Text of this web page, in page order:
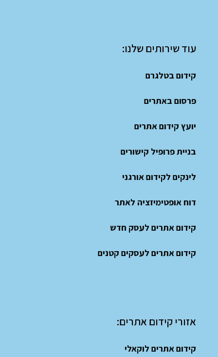
עוד שירותים שלנו:
קידום בטלגרם
פרסום באתרים
יועץ קידום אתרים
בניית פרופיל קישורים
לינקים לקידום אורגני
דוח אופטימיזציה לאתר
קידום אתרים לעסק חדש
קידום אתרים לעסקים קטנים
אזורי קידום אתרים:
קידום אתרים לוקאלי